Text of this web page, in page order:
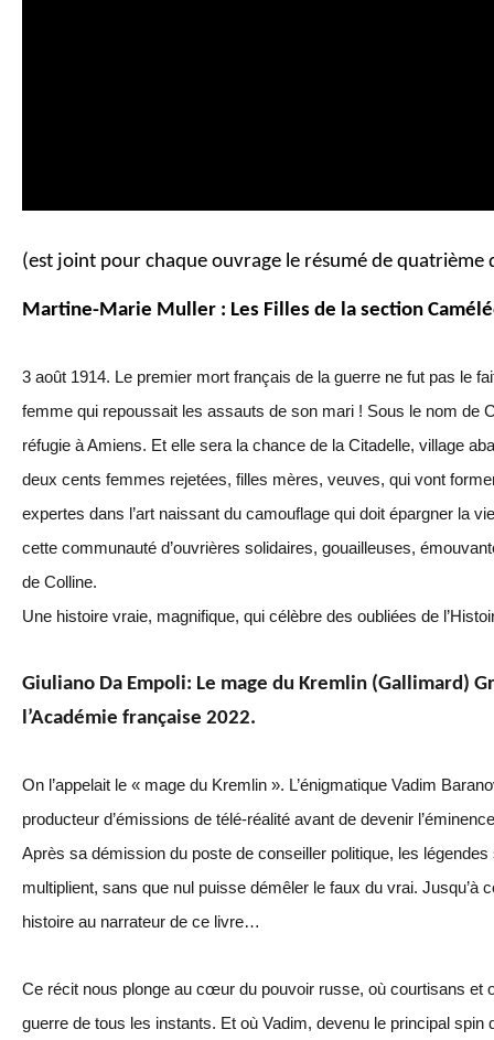
(est joint pour chaque ouvrage le résumé de quatrième
Martine-Marie Muller : Les Filles de la section
3 août 1914. Le premier mort français de la guerre ne fut pas le
femme qui repoussait les assauts de son mari ! Sous le nom de
réfugie à Amiens. Et elle sera la chance de la Citadelle, village
deux cents femmes rejetées, filles mères, veuves, qui vont
expertes dans l’art naissant du camouflage qui doit épargner la
cette communauté d’ouvrières solidaires, gouailleuses,
de Colline.
Une histoire vraie, magnifique, qui célèbre des oubliées de
Giuliano Da Empoli: Le mage du Kremlin (Gallimard)
l’Académie française 2022.
On l’appelait le « mage du Kremlin ». L’énigmatique Vadim
producteur d’émissions de télé-réalité avant de devenir
Après sa démission du poste de conseiller politique, les
multiplient, sans que nul puisse démêler le faux du vrai. Jusqu’à
histoire au narrateur de ce livre…
Ce récit nous plonge au cœur du pouvoir russe, où courtisans et
guerre de tous les instants. Et où Vadim, devenu le principal spin